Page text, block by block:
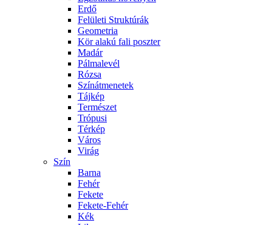
Erdő
Felületi Struktúrák
Geometria
Kör alakú fali poszter
Madár
Pálmalevél
Rózsa
Színátmenetek
Tájkép
Természet
Trópusi
Térkép
Város
Virág
Szín
Barna
Fehér
Fekete
Fekete-Fehér
Kék